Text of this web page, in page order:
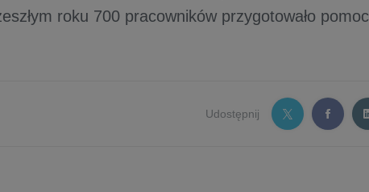
roku 700 pracowników przygotowało pomoc
Udostępnij